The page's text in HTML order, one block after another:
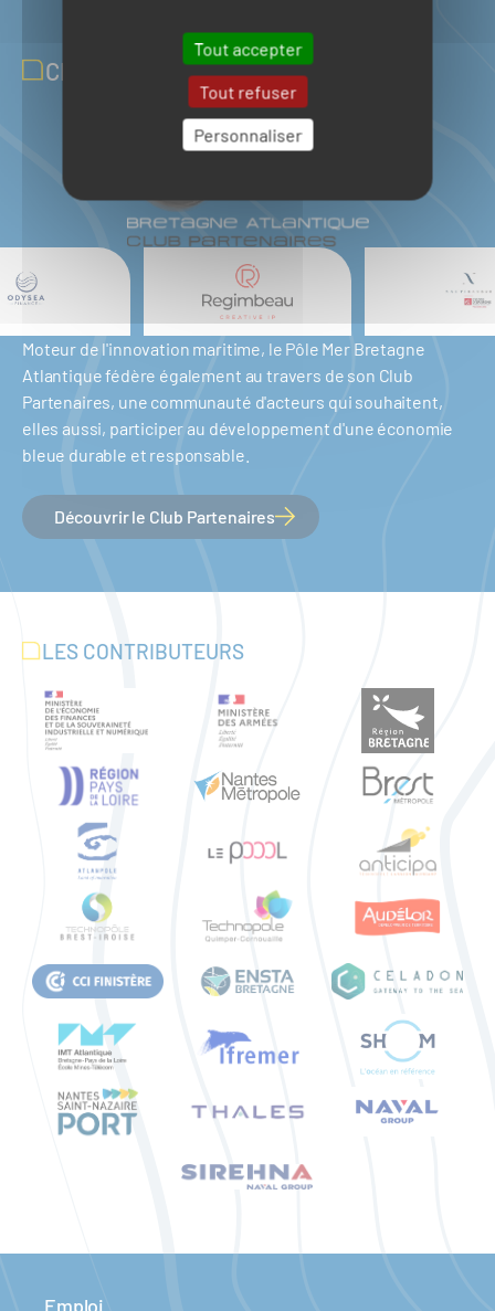
Tout accepter
Tout refuser
Personnaliser
CLUB PARTENAIRES
Moteur de l'innovation maritime, le Pôle Mer Bretagne
Atlantique fédère également au travers de son Club
Partenaires, une communauté d'acteurs qui souhaitent,
elles aussi, participer au développement d'une économie
bleue durable et responsable.
Découvrir le Club Partenaires
LES CONTRIBUTEURS
Emploi